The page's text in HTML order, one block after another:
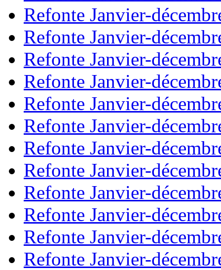
Refonte Janvier-
Refonte Janvier-
Refonte Janvier-
Refonte Janvier-
Refonte Janvier-
Refonte Janvier-
Refonte Janvier-
Refonte Janvier-
Refonte Janvier-
Refonte Janvier-
Refonte Janvier-
Refonte Janvier-